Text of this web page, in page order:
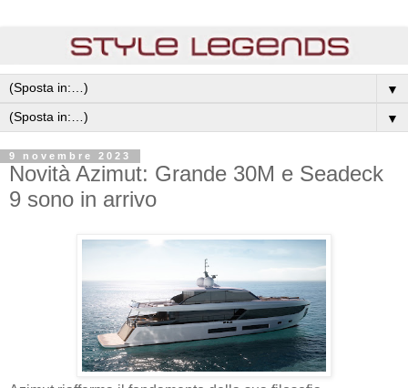
▼
▼
9 novembre 2023
Novità Azimut: Grande 30M e Seadeck
9 sono in arrivo